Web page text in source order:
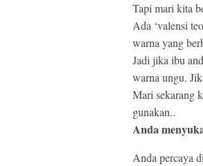
Tapi mari kita
Ada ‘valensi
warna yang
Jadi jika ibu
warna ungu.
Mari sekarang
gunakan..
Anda
Anda percaya